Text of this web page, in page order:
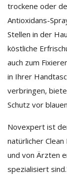
trockene oder
Antioxidans-
Stellen in der
köstliche
auch zum
in Ihrer
verbringen,
Schutz vor
Novexpert ist
natürlicher
und von Ärzten
spezialisiert